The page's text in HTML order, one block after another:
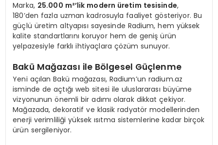
Marka, 25.000 m²’lik modern üretim tesisinde,
180’den fazla uzman kadrosuyla faaliyet gösteriyor. Bu
güçlü üretim altyapısı sayesinde Radium, hem yüksek
kalite standartlarını koruyor hem de geniş ürün
yelpazesiyle farklı ihtiyaçlara çözüm sunuyor.
Bakü Mağazası ile Bölgesel Güçlenme
Yeni açılan Bakü mağazası, Radium’un radium.az
isminde de açtığı web sitesi ile uluslararası büyüme
vizyonunun önemli bir adımı olarak dikkat çekiyor.
Mağazada, dekoratif ve klasik radyatör modellerinden
enerji verimliliği yüksek ısıtma sistemlerine kadar birçok
ürün sergileniyor.